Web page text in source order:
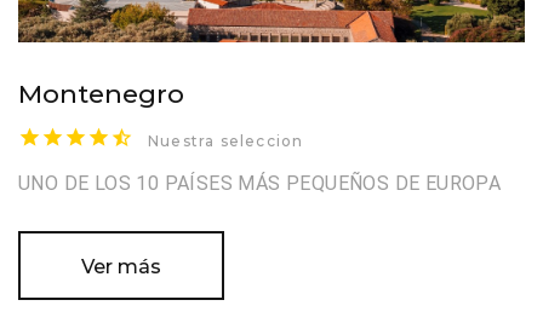
Montenegro
Nuestra seleccion
UNO DE LOS 10 PAÍSES MÁS PEQUEÑOS DE EUROPA
Ver más